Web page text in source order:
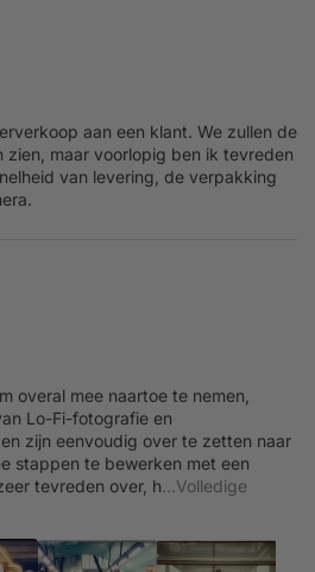
aan een klant. We zullen de
zien, maar voorlopig ben ik tevreden
van levering, de verpakking
overal mee naartoe te nemen,
Lo-Fi-fotografie en
zijn eenvoudig over te zetten naar
stappen te bewerken met een
tevreden over, h...Volledige